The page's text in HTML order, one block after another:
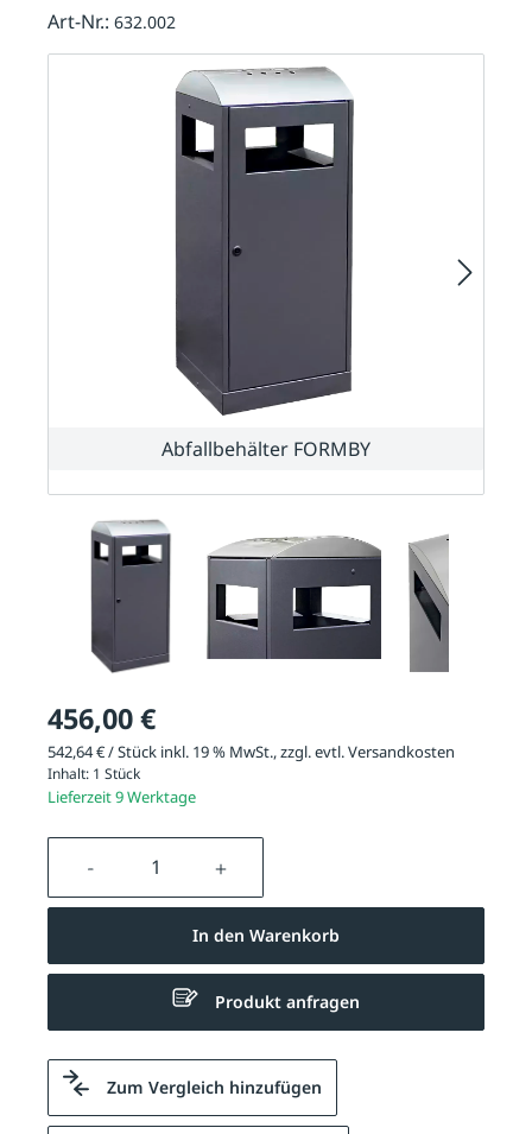
456,00 €
542,64 € / Stück inkl. 19 % MwSt., zzgl. evtl.Versandkosten
Inhalt: 1 Stück
Lieferzeit 9 Werktage
Produkt Anzahl: Gib den
In den Warenkorb
Produkt anfragen
Zum Vergleich hinzufügen
Art-Nr.: 632.002
Abfallbehälter FORMBY